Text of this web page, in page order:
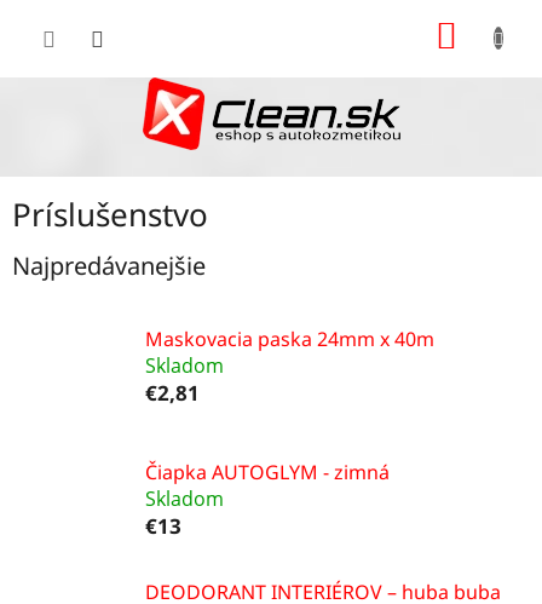
Príslušenstvo
Najpredávanejšie
Maskovacia paska 24mm x 40m
Skladom
€2,81
Čiapka AUTOGLYM - zimná
Skladom
€13
DEODORANT INTERIÉROV – huba buba